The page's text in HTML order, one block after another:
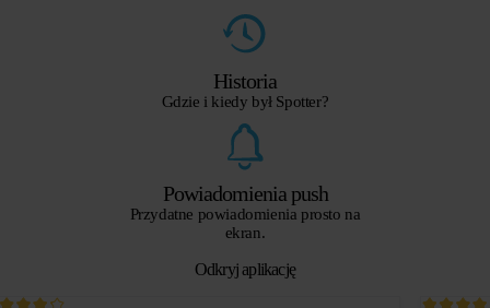
Historia
Gdzie i kiedy był Spotter?
Powiadomienia push
Przydatne powiadomienia prosto na
ekran.
Odkryj aplikację